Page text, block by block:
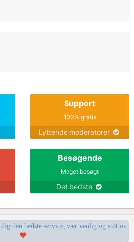
Support
100% gratis
Lyttende moderatorer
Besøgende
Meget besøgt
Det bedste
den bedste service, vær venlig og støt os